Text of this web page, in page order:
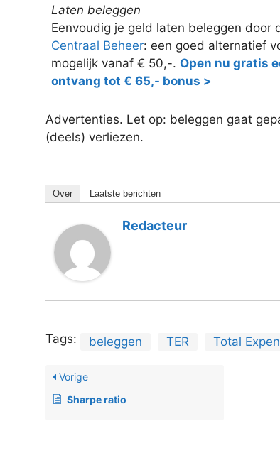
Laten beleggen
Eenvoudig je geld laten beleggen door
Centraal Beheer: een goed alternatief
mogelijk vanaf € 50,-. Open nu gratis
ontvang tot € 65,- bonus >
Advertenties. Let op: beleggen gaat
(deels) verliezen.
Over Laatste berichten
Redacteur
Tags: beleggen TER Total
Vorige
Sharpe ratio